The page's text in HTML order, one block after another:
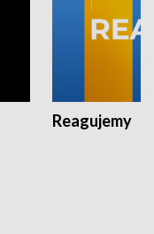
Reagujemy